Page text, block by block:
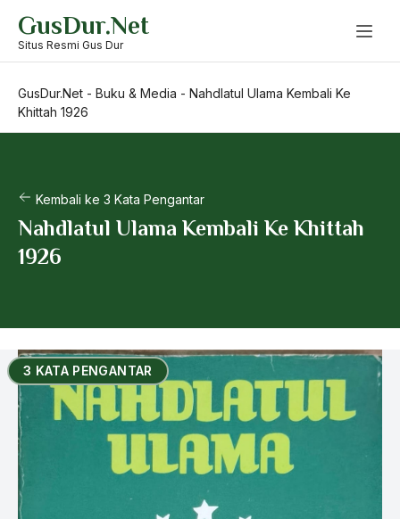
content
GusDur.Net
Situs Resmi Gus Dur
GusDur.Net - Buku & Media - Nahdlatul Ulama Kembali Ke
Khittah 1926
Kembali ke 3 Kata Pengantar
Nahdlatul Ulama Kembali Ke Khittah
1926
3 KATA PENGANTAR